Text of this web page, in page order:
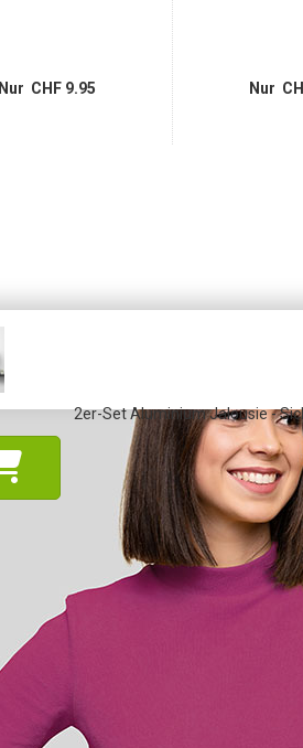
Nur CHF 9.95 Nur
2er-Set Aluminium Jalousie -